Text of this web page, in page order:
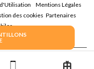
Mentions Légales
des cookies Partenaires